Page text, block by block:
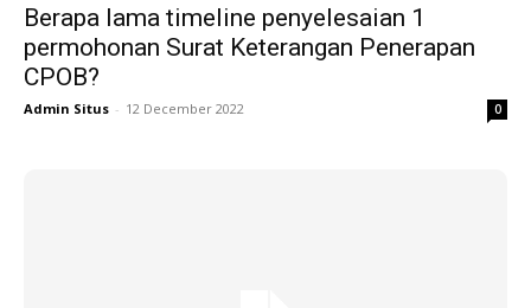
Berapa lama timeline penyelesaian 1
permohonan Surat Keterangan Penerapan
CPOB?
Admin Situs - 12 December 2022 0